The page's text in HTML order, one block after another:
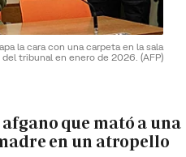
la cara con una carpeta en la sala
del tribunal en enero de 2026. (AFP)
que mató a una
en un atropello